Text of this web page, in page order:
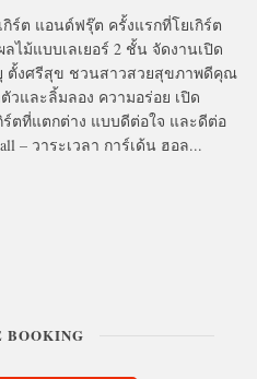
กิร์ต แอนด์ฟรุ๊ต ครั้งแรกที่โยเกิร์ต
ไม้แบบเลเยอร์ 2 ชั้น จัดงานเปิด
ตั้งศรีสุข ชวนสาวสวยสุขภาพดีคุณ
วและลิ้มลอง ความอร่อย เปิด
ตที่แตกต่าง แบบดีต่อใจ และดีต่อ
– วาระเวลา การ์เด้น ฮอล...
BOOKING